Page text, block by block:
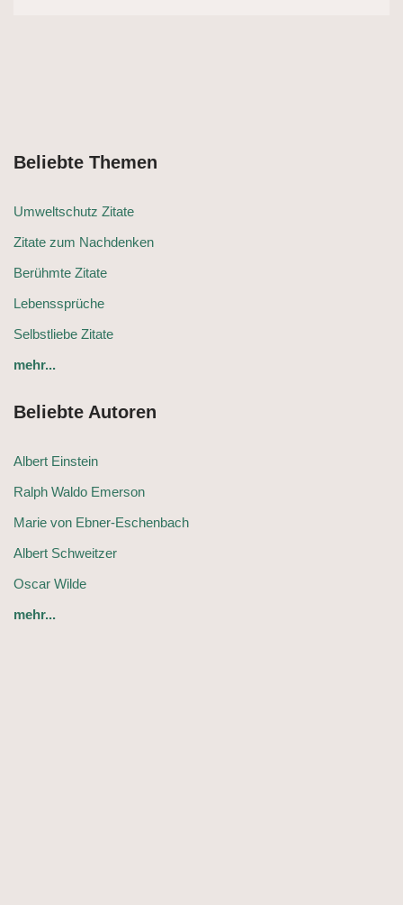
Beliebte Themen
Umweltschutz Zitate
Zitate zum Nachdenken
Berühmte Zitate
Lebenssprüche
Selbstliebe Zitate
mehr...
Beliebte Autoren
Albert Einstein
Ralph Waldo Emerson
Marie von Ebner-Eschenbach
Albert Schweitzer
Oscar Wilde
mehr...